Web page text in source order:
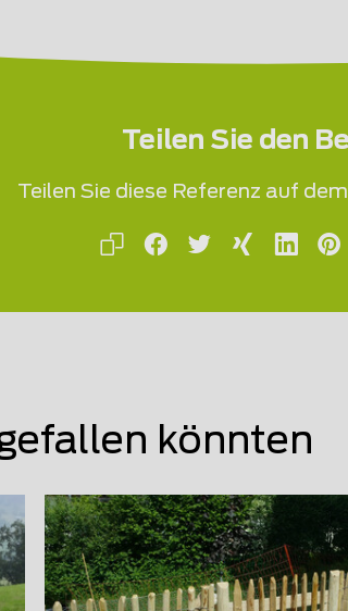
Teilen Sie den
Teilen Sie diese Referenz auf
könnten